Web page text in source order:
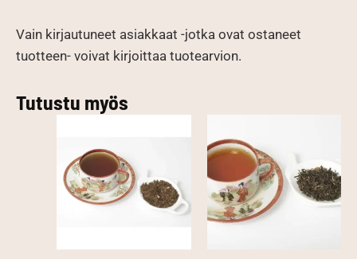
Vain kirjautuneet asiakkaat -jotka ovat ostaneet
tuotteen- voivat kirjoittaa tuotearvion.
Tutustu myös